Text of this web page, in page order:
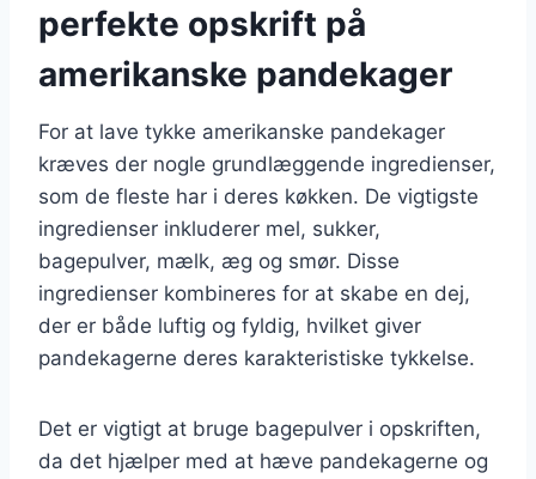
perfekte opskrift på
amerikanske pandekager
For at lave tykke amerikanske pandekager
kræves der nogle grundlæggende ingredienser,
som de fleste har i deres køkken. De vigtigste
ingredienser inkluderer mel, sukker,
bagepulver, mælk, æg og smør. Disse
ingredienser kombineres for at skabe en dej,
der er både luftig og fyldig, hvilket giver
pandekagerne deres karakteristiske tykkelse.
Det er vigtigt at bruge bagepulver i opskriften,
da det hjælper med at hæve pandekagerne og